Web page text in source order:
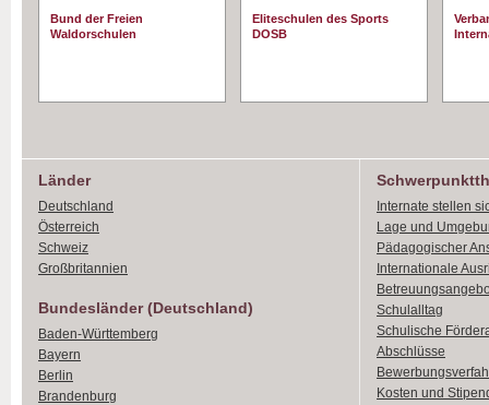
Bund der Freien
Waldorschulen
Eliteschulen des Sports
DOSB
Länder
Deutschland
Österreich
Schweiz
Großbritannien
Bundesländer (Deutschland)
Baden-Württemberg
Bayern
Berlin
Brandenburg
Internate stellen
Lage und
Pädagogischer
Internationale
Schulalltag
Schulische
Abschlüsse
Kosten und